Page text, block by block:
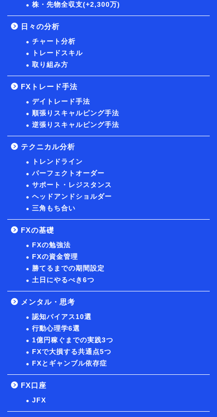
株・先物全収支(+2,300万)
日々の分析
チャート分析
トレードスキル
取り組み方
FXトレード手法
デイトレード手法
順張りスキャルピング手法
逆張りスキャルピング手法
テクニカル分析
トレンドライン
パーフェクトオーダー
サポート・レジスタンス
ヘッドアンドショルダー
三角もち合い
FXの基礎
FXの勉強法
FXの資金管理
勝てるまでの期間設定
土日にやるべき6つ
メンタル・思考
認知バイアス10選
行動心理学6選
1億円稼ぐまでの実践3つ
FXで大損する共通点5つ
FXとギャンブル依存症
FX口座
JFX